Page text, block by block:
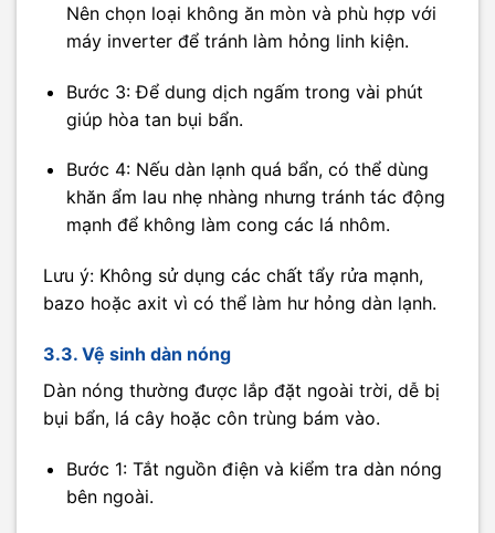
Nên chọn loại không ăn mòn và phù hợp với
máy inverter để tránh làm hỏng linh kiện.
Bước 3: Để dung dịch ngấm trong vài phút
giúp hòa tan bụi bẩn.
Bước 4: Nếu dàn lạnh quá bẩn, có thể dùng
khăn ẩm lau nhẹ nhàng nhưng tránh tác động
mạnh để không làm cong các lá nhôm.
Lưu ý: Không sử dụng các chất tẩy rửa mạnh,
bazo hoặc axit vì có thể làm hư hỏng dàn lạnh.
3.3. Vệ sinh dàn nóng
Dàn nóng thường được lắp đặt ngoài trời, dễ bị
bụi bẩn, lá cây hoặc côn trùng bám vào.
Bước 1: Tắt nguồn điện và kiểm tra dàn nóng
bên ngoài.